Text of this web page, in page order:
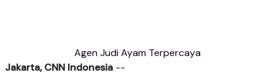
Agen Judi Ayam Terpercaya
Jakarta, CNN Indonesia --